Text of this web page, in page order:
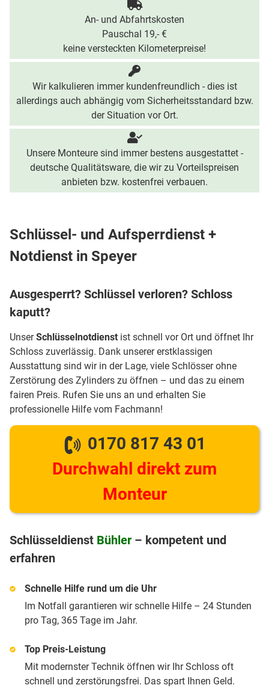
An- und Abfahrtskosten
Pauschal 19,- €
keine versteckten Kilometerpreise!
Wir kalkulieren immer kundenfreundlich - dies ist
allerdings auch abhängig vom Sicherheitsstandard bzw.
der Situation vor Ort.
Unsere Monteure sind immer bestens ausgestattet -
deutsche Qualitätsware, die wir zu Vorteilspreisen
anbieten bzw. kostenfrei verbauen.
Schlüssel- und Aufsperrdienst +
Notdienst in Speyer
Ausgesperrt? Schlüssel verloren? Schloss
kaputt?
UnserSchlüsselnotdienst ist schnell vor Ort und öffnet Ihr
Schloss zuverlässig. Dank unserer erstklassigen
Ausstattung sind wir in der Lage, viele Schlösser ohne
Zerstörung des Zylinders zu öffnen – und das zu einem
fairen Preis. Rufen Sie uns an und erhalten Sie
professionelle Hilfe vom Fachmann!
0170 817 43 01
Durchwahl direkt zum
Monteur
Schlüsseldienst Bühler – kompetent und
erfahren
Schnelle Hilfe rund um die Uhr
Im Notfall garantieren wir schnelle Hilfe – 24 Stunden
pro Tag, 365 Tage im Jahr.
Top Preis-Leistung
Mit modernster Technik öffnen wir Ihr Schloss oft
schnell und zerstörungsfrei. Das spart Ihnen Geld.